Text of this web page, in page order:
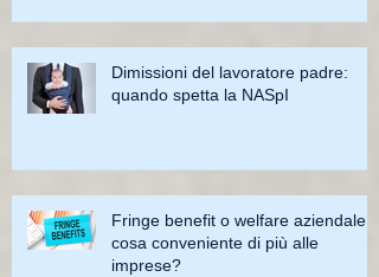
Dimissioni del lavoratore padre:
quando spetta la NASpI
Fringe benefit o welfare aziendale:
cosa conveniente di più alle
imprese?